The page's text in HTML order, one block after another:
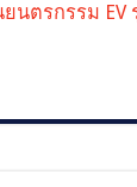
ยนตรกรรม